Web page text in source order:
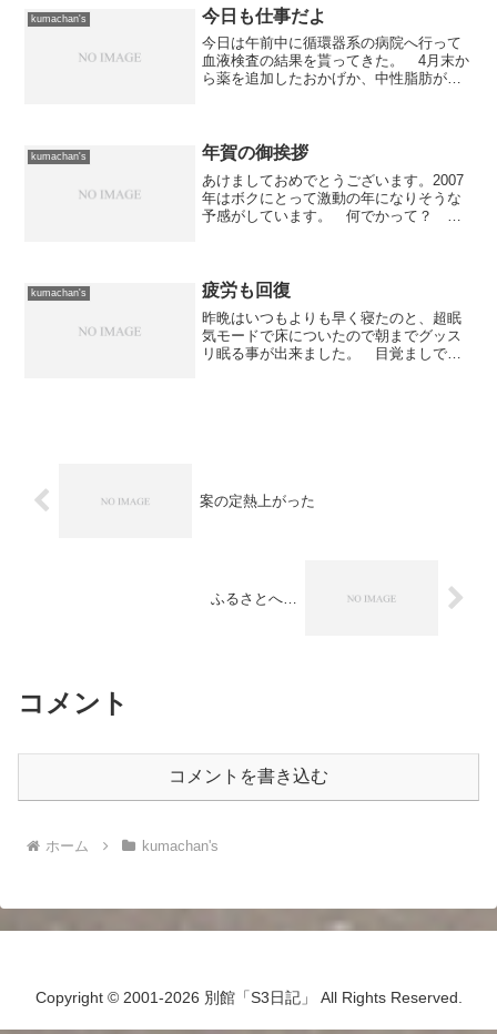
が高くなると言うもの。旅行や里帰りを
する方、SNSの投稿は「...
kumachan's 今日も仕事だよ
今日は午前中に循環器系の病院へ行って
血液検査の結果を貰ってきた。 4月末か
ら薬を追加したおかげか、中性脂肪が激
の最近は300台く...
kumachan's 年賀の御挨拶
あけましておめでとうございます。2007
年はボクにとって激動の年になりそうな
予感がしています。 何でかって？ そ
えておっしゃるもので...
kumachan's 疲労も回復
昨晩はいつもよりも早く寝たのと、超眠
気モードで床についたので朝までグッス
リ眠る事が出来ました。 目覚ましで起
案の定熱上がった
ふるさとへ…
コメント
コメントを書き込む
ホーム kumachan's
Copyright © 2001-2026 別館「S3日記」 All Rights Reserved.